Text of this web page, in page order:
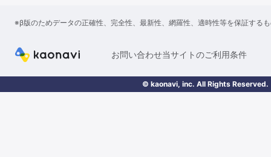
※β版のためデータの正確性、完全性、最新性、網羅性、適時性等を保証する
お問い合わせ当サイトのご利用条件
© kaonavi, inc. All Rights Reserved.